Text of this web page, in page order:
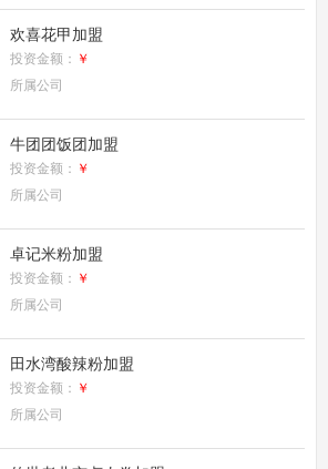
欢喜花甲加盟
投资金额： ￥
所属公司
牛团团饭团加盟
投资金额： ￥
所属公司
卓记米粉加盟
投资金额： ￥
所属公司
田水湾酸辣粉加盟
投资金额： ￥
所属公司